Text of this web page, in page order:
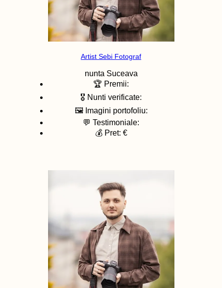
Artist Sebi Fotograf
nunta Suceava
🏆 Premii:
🎖️ Nunti verificate:
🖼️ Imagini portofoliu:
💬 Testimoniale:
💰 Pret: €